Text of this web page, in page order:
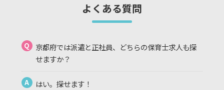
よくある質問
Q
京都府では派遣と正社員、どちらの保育士求人も探
せますか？
A
はい。探せます！